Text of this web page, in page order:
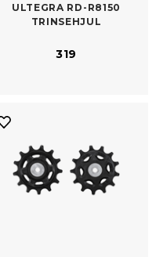
ULTEGRA RD-​R8150
TRINSEHJUL
319